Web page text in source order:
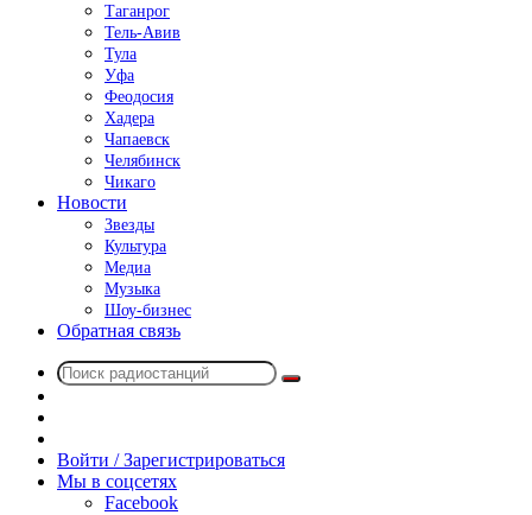
Таганрог
Тель-Авив
Тула
Уфа
Феодосия
Хадера
Чапаевск
Челябинск
Чикаго
Новости
Звезды
Культура
Медиа
Музыка
Шоу-бизнес
Обратная связь
Поиск
радио
Войти / Зарегистрироваться
Мы в соцсетях
Facebook